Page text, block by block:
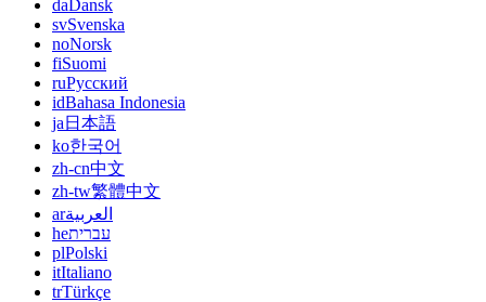
da Dansk
svSvenska
noNorsk
fiSuomi
ruРусский
idBahasa Indonesia
ja 日本語
ko한국어
zh-cn中文
zh-tw繁體中文
arالعربية
heעברית
plPolski
itItaliano
trTürkçe